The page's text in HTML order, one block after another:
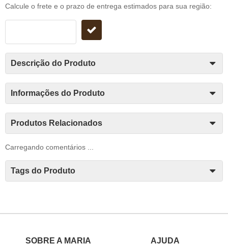
Calcule o frete e o prazo de entrega estimados para sua região:
Descrição do Produto
Informações do Produto
Produtos Relacionados
Carregando comentários ...
Tags do Produto
SOBRE A MARIA
AJUDA